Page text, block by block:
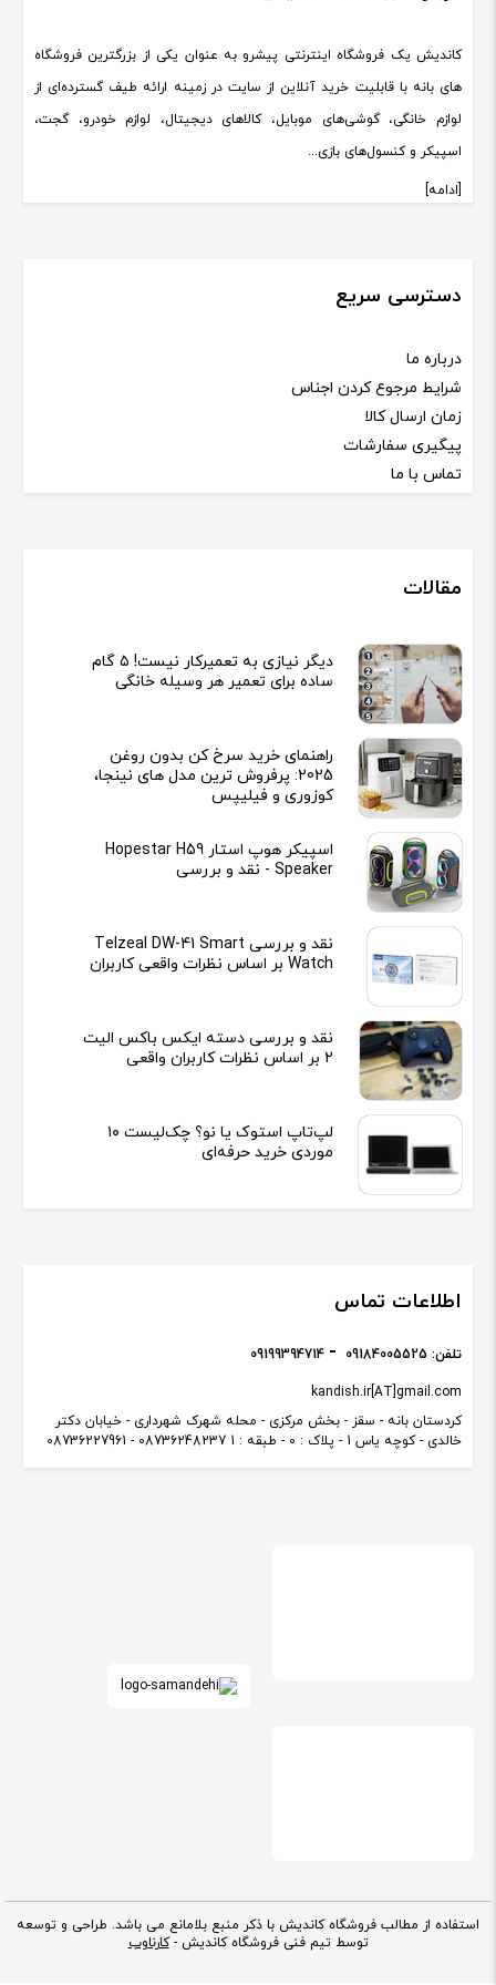
کاندیش یک فروشگاه اینترنتی پیشرو به عنوان یکی از بزرگترین فروشگاه
های بانه با قابلیت خرید آنلاین از سایت در زمینه ارائه طیف گسترده‌ای از
لوازم خانگی، گوشی‌های موبایل، کالاهای دیجیتال، لوازم خودرو، گجت،
اسپیکر و کنسول‌های بازی...
[ادامه]
دسترسی سریع
درباره ما
شرایط مرجوع کردن اجناس
زمان ارسال کالا
پیگیری سفارشات
تماس با ما
مقالات
دیگر نیازی به تعمیرکار نیست! ۵ گام
ساده برای تعمیر هر وسیله خانگی
راهنمای خرید سرخ کن بدون روغن
2025: پرفروش ترین مدل های نینجا،
کوزوری و فیلیپس
اسپیکر هوپ استار Hopestar H59
Speaker - نقد و بررسی
نقد و بررسی Telzeal DW-41 Smart
Watch بر اساس نظرات واقعی کاربران
نقد و بررسی دسته ایکس باکس الیت
2 بر اساس نظرات کاربران واقعی
لپ‌تاپ استوک یا نو؟ چک‌لیست ۱۰
موردی خرید حرفه‌ای
اطلاعات تماس
کردستان بانه - سقز - بخش مرکزی - محله شهرک شهرداری - خیابان دکتر
خالدی - کوچه یاس 1 - پلاک : 0 - طبقه : 1 08736248237 - 08736227961
kandish.ir[AT]gmail.com
تلفن: 09184005525
09199394714
استفاده از مطالب فروشگاه کاندیش با ذکر منبع بلامانع می باشد. طراحی و توسعه
توسط تیم فنی فروشگاه کاندیش -کارناوب